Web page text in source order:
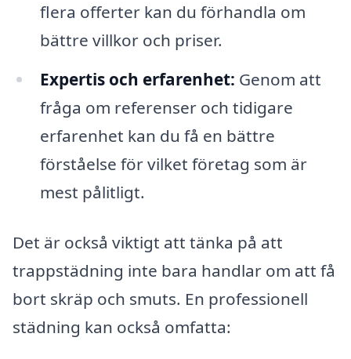
flera offerter kan du förhandla om
bättre villkor och priser.
Expertis och erfarenhet: Genom att
fråga om referenser och tidigare
erfarenhet kan du få en bättre
förståelse för vilket företag som är
mest pålitligt.
Det är också viktigt att tänka på att
trappstädning inte bara handlar om att få
bort skräp och smuts. En professionell
städning kan också omfatta: